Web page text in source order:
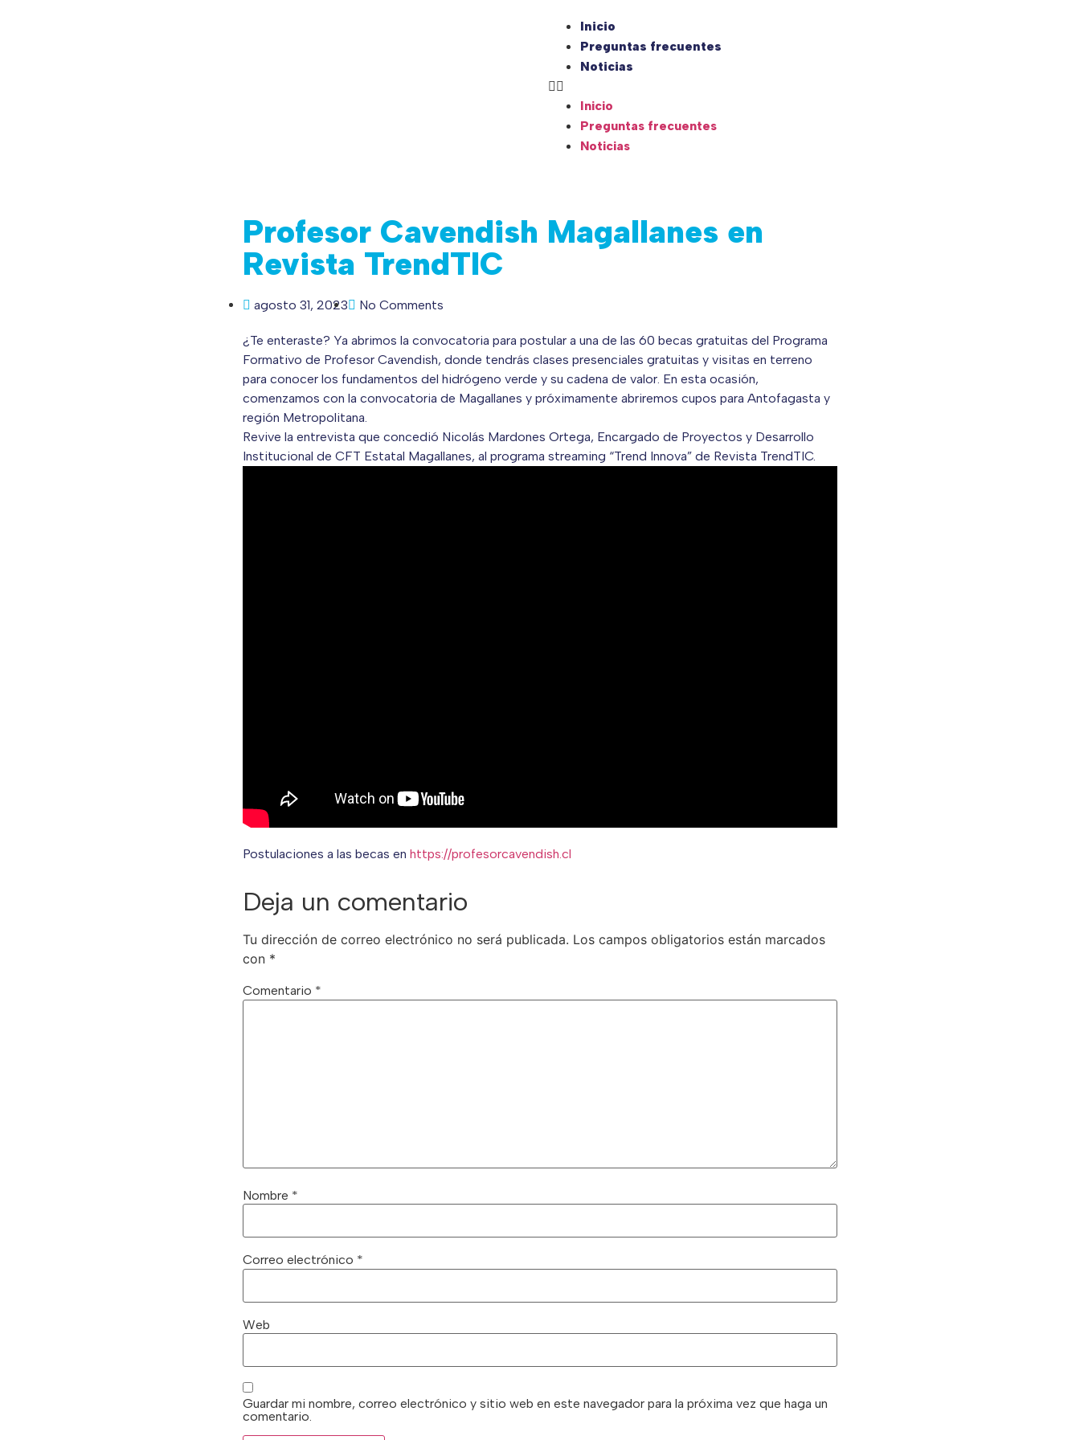
Inicio
Preguntas frecuentes
Noticias
Inicio
Preguntas frecuentes
Noticias
Profesor Cavendish Magallanes en
Revista TrendTIC
agosto 31, 2023 No Comments
¿Te enteraste? Ya abrimos la convocatoria para postular a una de las 60 becas gratuitas del Programa
Formativo de Profesor Cavendish, donde tendrás clases presenciales gratuitas y visitas en terreno
para conocer los fundamentos del hidrógeno verde y su cadena de valor. En esta ocasión,
comenzamos con la convocatoria de Magallanes y próximamente abriremos cupos para Antofagasta y
región Metropolitana.
Revive la entrevista que concedió Nicolás Mardones Ortega, Encargado de Proyectos y Desarrollo
Institucional de CFT Estatal Magallanes, al programa streaming “Trend Innova” de Revista TrendTIC.
Postulaciones a las becas en https://profesorcavendish.cl
Deja un comentario
Tu dirección de correo electrónico no será publicada. Los campos obligatorios están marcados
con *
Comentario *
Nombre *
Correo electrónico *
Web
Guardar mi nombre, correo electrónico y sitio web en este navegador para la próxima vez que haga un
comentario.